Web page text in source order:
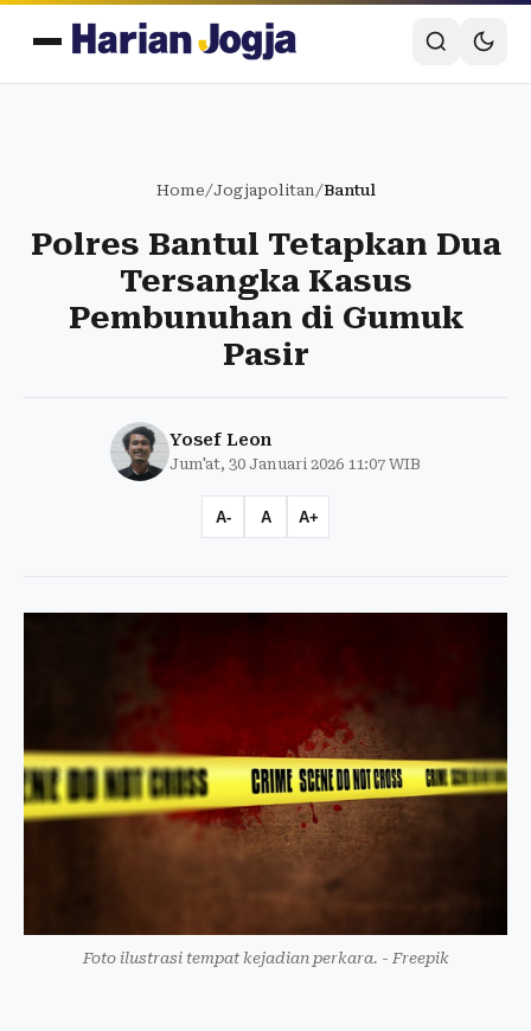
Home/Jogjapolitan/Bantul
Polres Bantul Tetapkan Dua
Tersangka Kasus
Pembunuhan di Gumuk
Pasir
Yosef Leon
Jum'at, 30 Januari 2026 11:07 WIB
A- A A+
Foto ilustrasi tempat kejadian perkara. - Freepik